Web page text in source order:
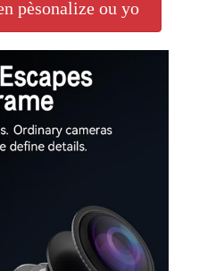
pèsonalize ou yo